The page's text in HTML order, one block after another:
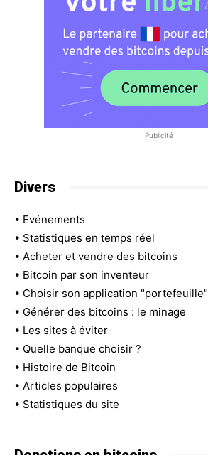
Publicité
Divers
• Evénements
• Statistiques en temps réel
• Acheter et vendre des bitcoins
• Bitcoin par son inventeur
• Choisir son application "portefeuille"
• Générer des bitcoins : le minage
• Les sites à éviter
• Quelle banque choisir ?
• Histoire de Bitcoin
• Articles populaires
• Statistiques du site